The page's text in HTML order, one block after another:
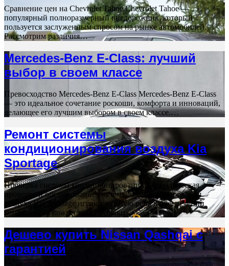
Сравнение цен на Chevrolet Tahoe Chevrolet Tahoe —
популярный полноразмерный внедорожник, который
пользуется заслуженным спросом на рынке автомобилей.
Рассмотрим различия…
Mercedes-Benz E-Class: лучший
выбор в своем классе
Превосходство Mercedes-Benz E-Class Mercedes-Benz E-Class
— это идеальное сочетание роскоши, комфорта и инноваций,
делающее его лучшим выбором в своем классе.…
Ремонт системы
кондиционирования воздуха Kia
Sportage
Проверка системы кондиционирования Периодическая
проверка и обслуживание системы кондиционирования
воздуха Kia Sportage играют важную роль в обеспечении
комфортного вождения. Признаки…
Дешево купить Nissan Qashqai с
гарантией